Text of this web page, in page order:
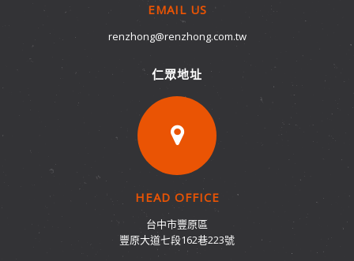
EMAIL US
renzhong@renzhong.com.tw
仁眾地址
HEAD OFFICE
台中市豐原區
豐原大道七段162巷223號